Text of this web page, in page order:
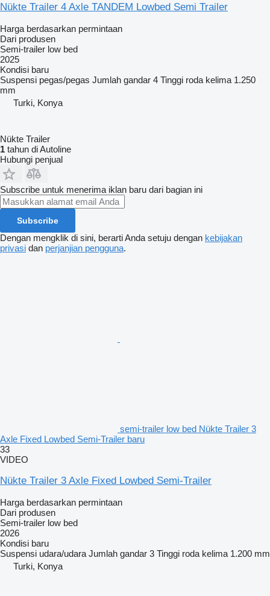
Nükte Trailer 4 Axle TANDEM Lowbed Semi Trailer
Harga berdasarkan permintaan
Dari produsen
Semi-trailer low bed
2025
Kondisi baru
Suspensi pegas/pegas Jumlah gandar 4 Tinggi roda kelima 1.250
mm
Turki, Konya
Nükte Trailer
1 tahun di Autoline
Hubungi penjual
Subscribe untuk menerima iklan baru dari bagian ini
Subscribe
Dengan mengklik di sini, berarti Anda setuju dengan kebijakan
privasi dan perjanjian pengguna.
semi-trailer low bed Nükte Trailer 3
Axle Fixed Lowbed Semi-Trailer baru
33
VIDEO
Nükte Trailer 3 Axle Fixed Lowbed Semi-Trailer
Harga berdasarkan permintaan
Dari produsen
Semi-trailer low bed
2026
Kondisi baru
Suspensi udara/udara Jumlah gandar 3 Tinggi roda kelima 1.200 mm
Turki, Konya